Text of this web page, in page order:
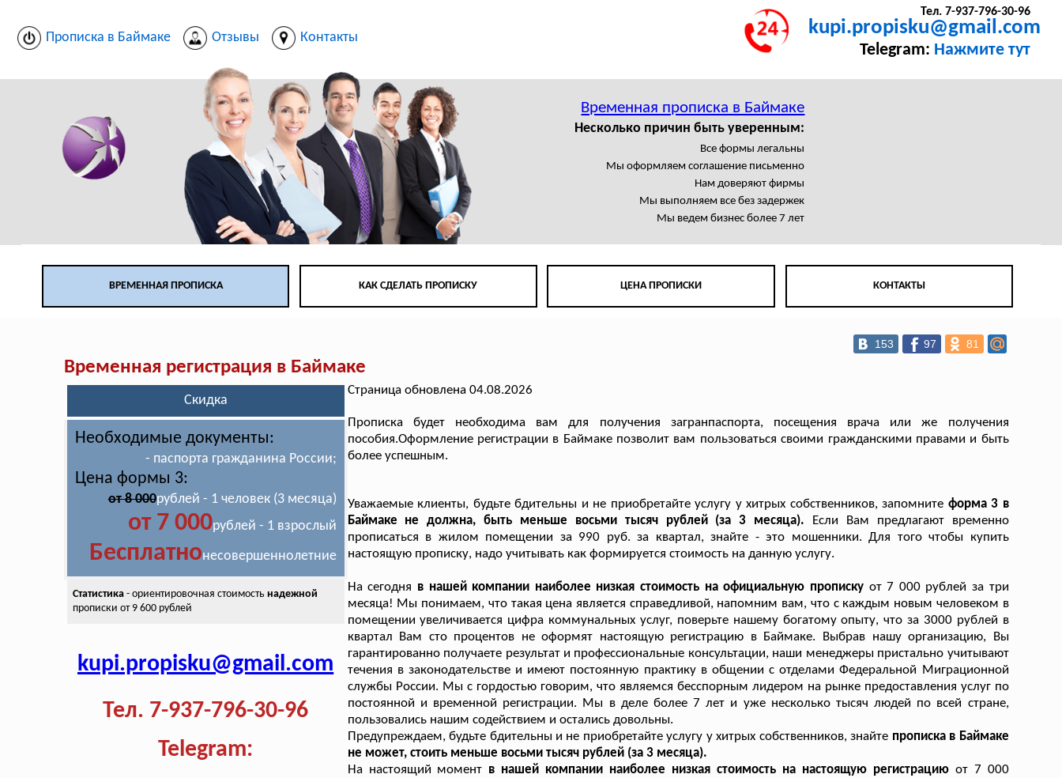
Прописка в Баймаке Отзывы Контакты
Тел. 7-937-796-30-96
kupi.propisku@gmail.com
Telegram: Нажмите тут
Временная прописка в Баймаке
Несколько причин быть уверенным:
Все формы легальны
Мы оформляем соглашение письменно
Нам доверяют фирмы
Мы выполняем все без задержек
Мы ведем бизнес более 7 лет
ВРЕМЕННАЯ ПРОПИСКА КАК СДЕЛАТЬ ПРОПИСКУ ЦЕНА ПРОПИСКИ КОНТАКТЫ
153 97 81
Временная регистрация в Баймаке
Скидка
Необходимые документы:
- паспорта гражданина России;
Цена формы 3:
от 8 000рублей - 1 человек (3 месяца)
от 7 000рублей - 1 взрослый
Бесплатнонесовершеннолетние
Статистика- ориентировочная стоимость надежной
прописки от 9 600 рублей
kupi.propisku@gmail.com
Тел. 7-937-796-30-96
Telegram:
Страница обновлена 04.08.2026
Прописка будет необходима вам для получения загранпаспорта, посещения врача или же получения
пособия.Оформление регистрации в Баймаке позволит вам пользоваться своими гражданскими правами и быть
более успешным.
Уважаемые клиенты, будьте бдительны и не приобретайте услугу у хитрых собственников, запомните форма 3 в
Баймаке не должна, быть меньше восьми тысяч рублей (за 3 месяца).
Если Вам предлагают временно
прописаться в жилом помещении за 990 руб. за квартал, знайте - это мошенники. Для того чтобы купить
настоящую прописку, надо учитывать как формируется стоимость на данную услугу.
На сегодня в нашей компании наиболее низкая стоимость на официальную прописку от 7 000 рублей за три
месяца! Мы понимаем, что такая цена является справедливой, напомним вам, что с каждым новым человеком в
помещении увеличивается цифра коммунальных услуг, поверьте нашему богатому опыту, что за 3000 рублей в
квартал Вам сто процентов не оформят настоящую регистрацию в Баймаке. Выбрав нашу организацию, Вы
гарантированно получаете результат и профессиональные консультации, наши менеджеры пристально учитывают
течения в законодательстве и имеют постоянную практику в общении с отделами Федеральной Миграционной
службы России. Мы с гордостью говорим, что являемся бесспорным лидером на рынке предоставления услуг по
постоянной и временной регистрации. Мы в деле более 7 лет и уже несколько тысяч людей по всей стране,
пользовались нашим содействием и остались довольны.
Предупреждаем, будьте бдительны и не приобретайте услугу у хитрых собственников, знайте прописка в Баймаке
не может, стоить меньше восьми тысяч рублей (за 3 месяца).
На настоящий момент в нашей компании наиболее низкая стоимость на настоящую регистрацию от 7 000